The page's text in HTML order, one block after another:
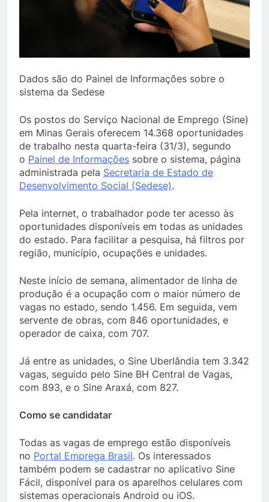
Dados são do Painel de Informações sobre o
sistema da Sedese
Os postos do Serviço Nacional de Emprego (Sine)
em Minas Gerais oferecem 14.368 oportunidades
de trabalho nesta quarta-feira (31/3), segundo
o Painel de Informações sobre o sistema, página
administrada pela Secretaria de Estado de
Desenvolvimento Social (Sedese).
Pela internet, o trabalhador pode ter acesso às
oportunidades disponíveis em todas as unidades
do estado. Para facilitar a pesquisa, há filtros por
região, município, ocupações e unidades.
Neste início de semana, alimentador de linha de
produção é a ocupação com o maior número de
vagas no estado, sendo 1.456. Em seguida, vem
servente de obras, com 846 oportunidades, e
operador de caixa, com 707.
Já entre as unidades, o Sine Uberlândia tem 3.342
vagas, seguido pelo Sine BH Central de Vagas,
com 893, e o Sine Araxá, com 827.
Como se candidatar
Todas as vagas de emprego estão disponíveis
no Portal Emprega Brasil. Os interessados
também podem se cadastrar no aplicativo Sine
Fácil, disponível para os aparelhos celulares com
sistemas operacionais Android ou iOS.